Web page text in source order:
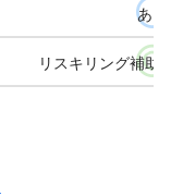
あり
リスキリング補助